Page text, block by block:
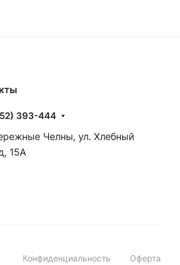
393-444
Челны, ул. Хлебный
15А
Конфиденциальность Оферта